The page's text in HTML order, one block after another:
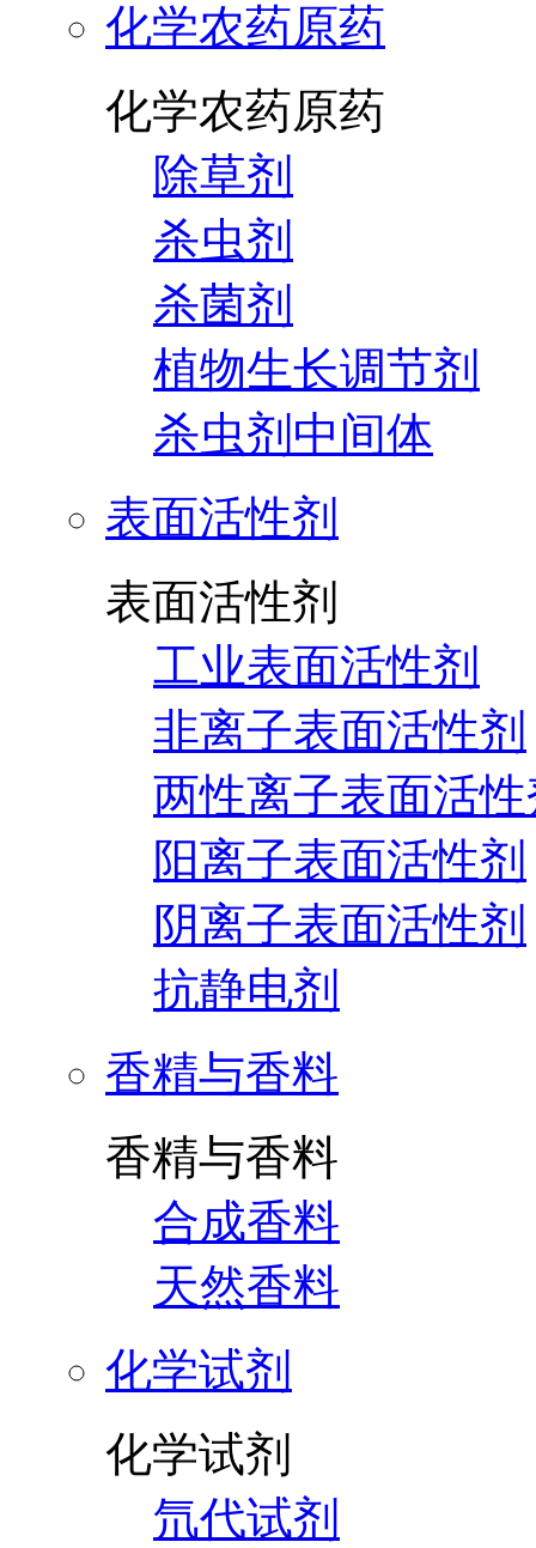
化学农药原药
化学农药原药
除草剂
杀虫剂
杀菌剂
植物生长调节剂
杀虫剂中间体
表面活性剂
表面活性剂
工业表面活性剂
非离子表面活性剂
两性离子表面活
阳离子表面活性剂
阴离子表面活性剂
抗静电剂
香精与香料
香精与香料
合成香料
天然香料
化学试剂
化学试剂
氘代试剂